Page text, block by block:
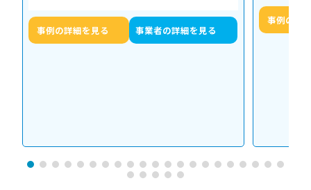
事例の詳細を見る 事業者の詳細を見る
事例の詳